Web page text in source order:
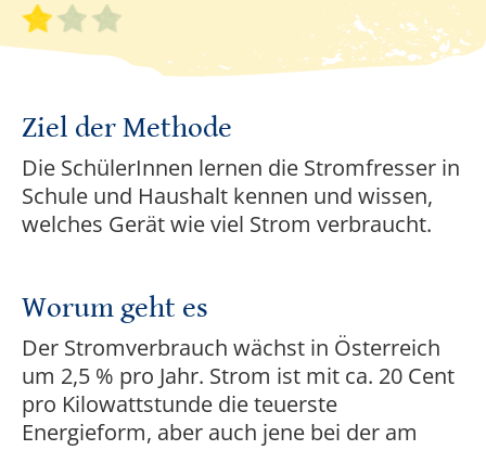
Schwierigkeitsgrad 1 von 3
Ziel der Methode
Die SchülerInnen lernen die Stromfresser in
Schule und Haushalt kennen und wissen,
welches Gerät wie viel Strom verbraucht.
Worum geht es
Der Stromverbrauch wächst in Österreich
um 2,5 % pro Jahr. Strom ist mit ca. 20 Cent
pro Kilowattstunde die teuerste
Energieform, aber auch jene bei der am